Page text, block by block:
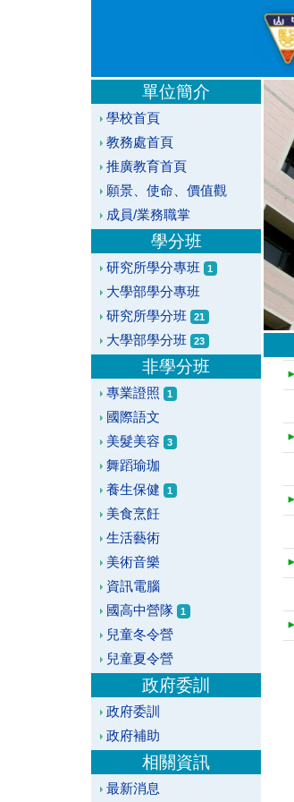
單位簡介
學校首頁
教務處首頁
推廣教育首頁
願景、使命、價值觀
成員/業務職掌
學分班
研究所學分專班 1
大學部學分專班
研究所學分班
21
大學部學分班 23
非學分班
專業證照 1
國際語文
美髮美容
3
舞蹈瑜珈
養生保健
1
美食烹飪
生活藝術
美術音樂
資訊電腦
國高中營隊
1
兒童冬令營
兒童夏令營
政府委訓
政府委訓
政府補助
相關資訊
最新消息